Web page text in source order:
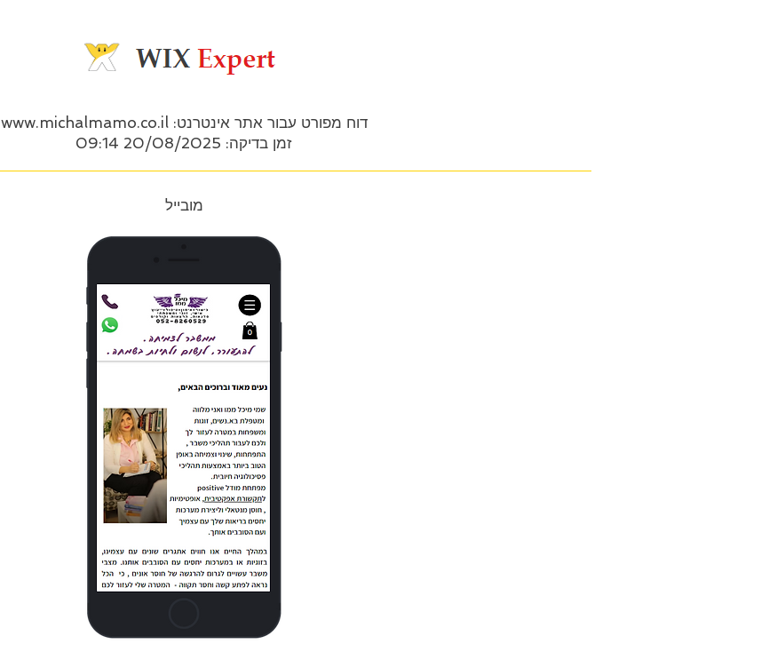
דוח מפורט עבור אתר אינטרנט:www.michalmamo.co.il
זמן בדיקה: 20/08/2025 09:14
מובייל